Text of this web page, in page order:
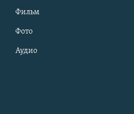
Фильм
Фото
Аудио